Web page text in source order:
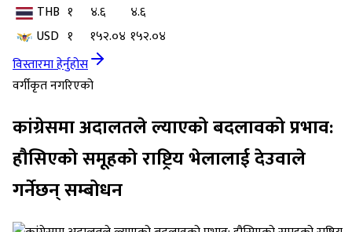
THB १ ४.६
४.६
USD १ १५२.०४ १५२.०४
विस्तारमा हेर्नुहोस
वर्गीकृत नगरिएको
कांग्रेसमा अदालतले ल्याएको बदलावको प्रभाव:
हौसिएको समूहको राष्ट्रिय भेलालाई देउवाले
गर्नेछन् सम्बोधन